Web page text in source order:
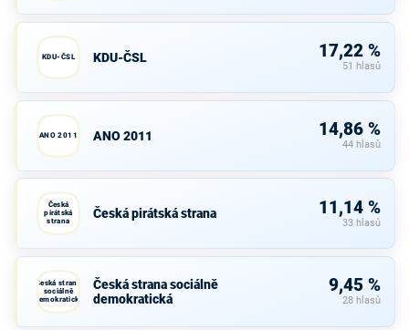
KDU-ČSL KDU-ČSL 17,22 %
51 hlasů
ANO 2011 ANO 2011 14,86 %
44 hlasů
Česká
pirátská
strana
Česká pirátská strana 11,14 %
33 hlasů
Česká strana
sociálně
demokratická
Česká strana sociálně
demokratická
9,45 %
28 hlasů